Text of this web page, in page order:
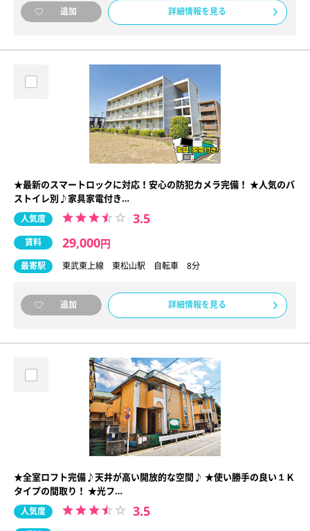
追加 詳細情報を見る
★最新のスマートロックに対応！安心の防犯カメラ完備！ ★人気のバ
ストイレ別♪家具家電付き…
人気度 3.5
賃料 29,000円
最寄駅 東武東上線 東松山駅 自転車 8分
追加 詳細情報を見る
★全室ロフト完備♪天井が高い開放的な空間♪ ★使い勝手の良い１Ｋ
タイプの間取り！ ★光フ…
人気度 3.5